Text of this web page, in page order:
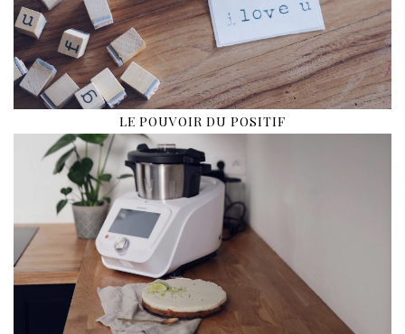
LE POUVOIR DU POSITIF